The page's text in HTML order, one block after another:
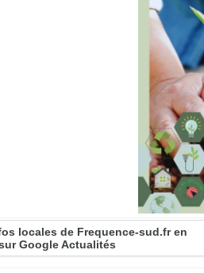
locales de Frequence-sud.fr en
Google Actualités